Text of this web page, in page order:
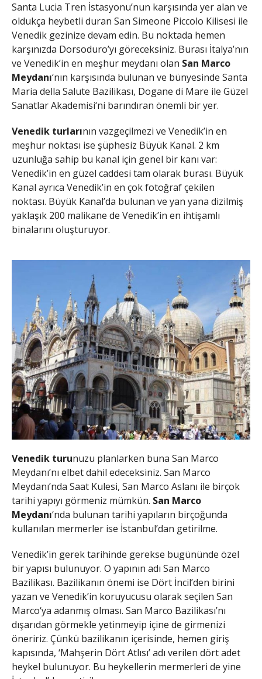
Santa Lucia Tren İstasyonu’nun karşısında yer alan ve
oldukça heybetli duran San Simeone Piccolo Kilisesi ile
Venedik gezinize devam edin. Bu noktada hemen
karşınızda Dorsoduro’yı göreceksiniz. Burası İtalya’nın
ve Venedik’in en meşhur meydanı olan San Marco
Meydanı‘nın karşısında bulunan ve bünyesinde Santa
Maria della Salute Bazilikası, Dogane di Mare ile Güzel
Sanatlar Akademisi‘ni barındıran önemli bir yer.
Venedik turlarının vazgeçilmezi ve Venedik’in en
meşhur noktası ise şüphesiz Büyük Kanal. 2 km
uzunluğa sahip bu kanal için genel bir kanı var:
Venedik’in en güzel caddesi tam olarak burası. Büyük
Kanal ayrıca Venedik’in en çok fotoğraf çekilen
noktası. Büyük Kanal’da bulunan ve yan yana dizilmiş
yaklaşık 200 malikane de Venedik’in en ihtişamlı
binalarını oluşturuyor.
Venedik turunuzu planlarken buna San Marco
Meydanı’nı elbet dahil edeceksiniz. San Marco
Meydanı’nda Saat Kulesi, San Marco Aslanı ile birçok
tarihi yapıyı görmeniz mümkün. San Marco
Meydanı‘nda bulunan tarihi yapıların birçoğunda
kullanılan mermerler ise İstanbul’dan getirilme.
Venedik’in gerek tarihinde gerekse bugününde özel
bir yapısı bulunuyor. O yapının adı San Marco
Bazilikası. Bazilikanın önemi ise Dört İncil’den birini
yazan ve Venedik’in koruyucusu olarak seçilen San
Marco‘ya adanmış olması. San Marco Bazilikası’nı
dışarıdan görmekle yetinmeyip içine de girmenizi
öneririz. Çünkü bazilikanın içerisinde, hemen giriş
kapısında, ‘Mahşerin Dört Atlısı’ adı verilen dört adet
heykel bulunuyor. Bu heykellerin mermerleri de yine